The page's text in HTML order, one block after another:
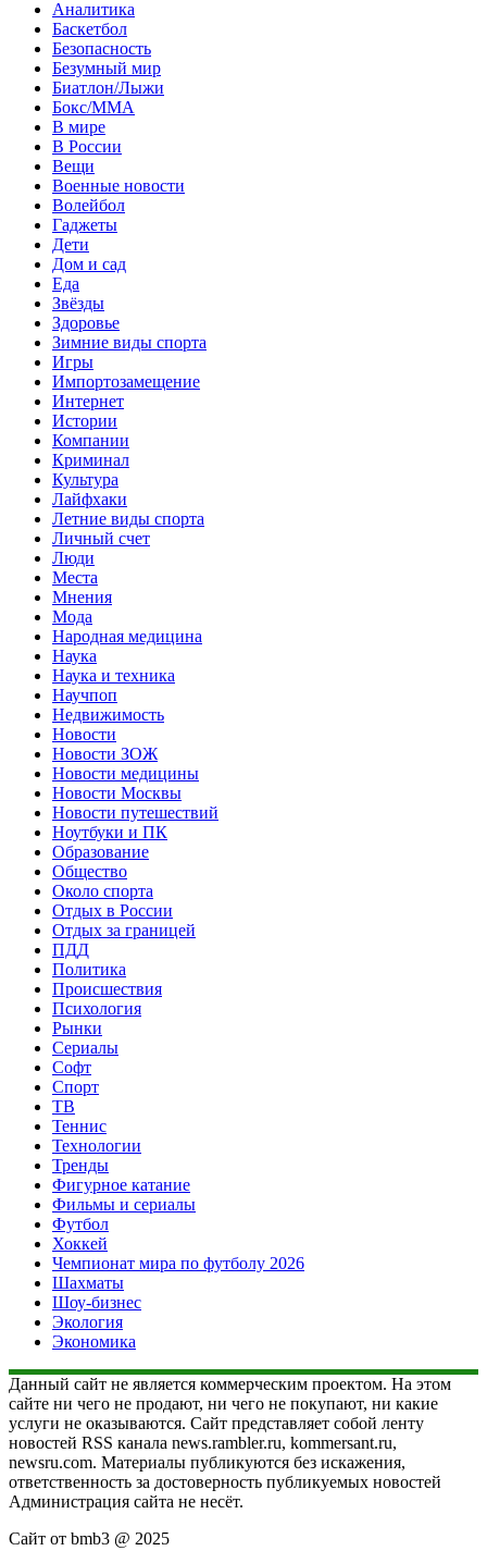
Аналитика
Баскетбол
Безопасность
Безумный мир
Биатлон/Лыжи
Бокс/MMA
В мире
В России
Вещи
Военные новости
Волейбол
Гаджеты
Дети
Дом и сад
Еда
Звёзды
Здоровье
Зимние виды спорта
Игры
Импортозамещение
Интернет
Истории
Компании
Криминал
Культура
Лайфхаки
Летние виды спорта
Личный счет
Люди
Места
Мнения
Мода
Народная медицина
Наука
Наука и техника
Научпоп
Недвижимость
Новости
Новости ЗОЖ
Новости медицины
Новости Москвы
Новости путешествий
Ноутбуки и ПК
Образование
Общество
Около спорта
Отдых в России
Отдых за границей
ПДД
Политика
Происшествия
Психология
Рынки
Сериалы
Софт
Спорт
ТВ
Теннис
Технологии
Тренды
Фигурное катание
Фильмы и сериалы
Футбол
Хоккей
Чемпионат мира по футболу 2026
Шахматы
Шоу-бизнес
Экология
Экономика
Данный сайт не является коммерческим проектом. На этом
сайте ни чего не продают, ни чего не покупают, ни какие
услуги не оказываются. Сайт представляет собой ленту
новостей RSS канала news.rambler.ru, kommersant.ru,
newsru.com. Материалы публикуются без искажения,
ответственность за достоверность публикуемых новостей
Администрация сайта не несёт.
Сайт от bmb3 @ 2025